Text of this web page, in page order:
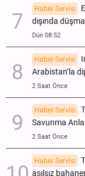
Haber Servisi
dışında
Dün 08:52
Haber Servisi
Arabistan’la
2 Saat Önce
Haber Servisi
Savunma
2 Saat Önce
Haber Servisi
asılsız